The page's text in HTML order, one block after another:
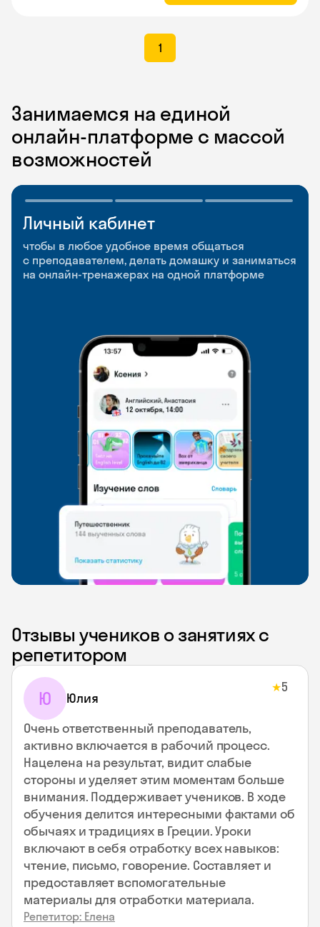
1
Занимаемся на единой
онлайн-платформе с массой
возможностей
Личный кабинет
чтобы в любое удобное время общаться
с преподавателем, делать домашку и заниматься
на онлайн-тренажерах на одной платформе
Мобильное
приложение
чтобы заниматься и изучать новые слова где
и когда удобно
Разговорные клубы
и Talks
Групповые занятия для разговорной практики
и индивидуальные встречи с преподавателями
Отзывы учеников о занятиях с
репетитором
Ю Юлия
★5
Очень ответственный преподаватель,
активно включается в рабочий процесс.
Нацелена на результат, видит слабые
стороны и уделяет этим моментам больше
внимания. Поддерживает учеников. В ходе
обучения делится интересными фактами об
обычаях и традициях в Греции. Уроки
включают в себя отработку всех навыков:
чтение, письмо, говорение. Составляет и
предоставляет вспомогательные
материалы для отработки материала.
Репетитор: Елена